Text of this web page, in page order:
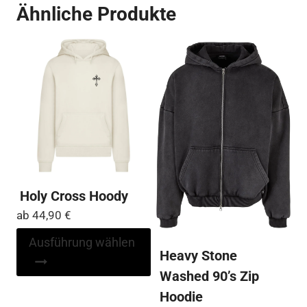
Varianten
Optionen
können
auf
der
Produktseite
gewählt
werden
Ähnliche Produkte
Holy Cross Hoody
ab 44,90 €
Ausführung wählen
Produkt
weist
mehrere
Heavy Stone
Washed 90’s Zip
Hoodie